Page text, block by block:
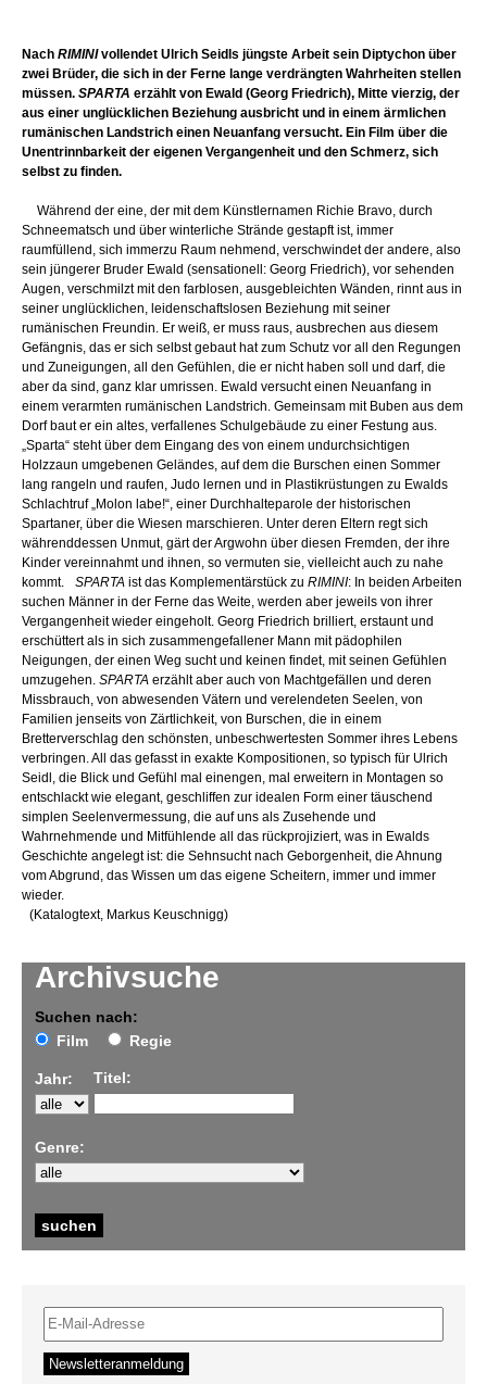
Archivsuche
Suchen nach:
Film
Regie
Jahr: Titel:
Genre:
Nach RIMINIvollendet Ulrich Seidls jüngste Arbeit sein Diptychon über
zwei Brüder, die sich in der Ferne lange verdrängten Wahrheiten stellen
müssen. SPARTA erzählt von Ewald (Georg Friedrich), Mitte vierzig, der
aus einer unglücklichen Beziehung ausbricht und in einem ärmlichen
rumänischen Landstrich einen Neuanfang versucht. Ein Film über die
Unentrinnbarkeit der eigenen Vergangenheit und den Schmerz, sich
selbst zu finden.
Während der eine, der mit dem Künstlernamen Richie Bravo, durch
Schneematsch und über winterliche Strände gestapft ist, immer
raumfüllend, sich immerzu Raum nehmend, verschwindet der andere, also
sein jüngerer Bruder Ewald (sensationell: Georg Friedrich), vor sehenden
Augen, verschmilzt mit den farblosen, ausgebleichten Wänden, rinnt aus in
seiner unglücklichen, leidenschaftslosen Beziehung mit seiner
rumänischen Freundin. Er weiß, er muss raus, ausbrechen aus diesem
Gefängnis, das er sich selbst gebaut hat zum Schutz vor all den Regungen
und Zuneigungen, all den Gefühlen, die er nicht haben soll und darf, die
aber da sind, ganz klar umrissen. Ewald versucht einen Neuanfang in
einem verarmten rumänischen Landstrich. Gemeinsam mit Buben aus dem
Dorf baut er ein altes, verfallenes Schulgebäude zu einer Festung aus.
„Sparta“ steht über dem Eingang des von einem undurchsichtigen
Holzzaun umgebenen Geländes, auf dem die Burschen einen Sommer
lang rangeln und raufen, Judo lernen und in Plastikrüstungen zu Ewalds
Schlachtruf „Molon labe!“, einer Durchhalteparole der historischen
Spartaner, über die Wiesen marschieren. Unter deren Eltern regt sich
währenddessen Unmut, gärt der Argwohn über diesen Fremden, der ihre
Kinder vereinnahmt und ihnen, so vermuten sie, vielleicht auch zu nahe
kommt. SPARTA ist das Komplementärstück zu RIMINI: In beiden Arbeiten
suchen Männer in der Ferne das Weite, werden aber jeweils von ihrer
Vergangenheit wieder eingeholt. Georg Friedrich brilliert, erstaunt und
erschüttert als in sich zusammengefallener Mann mit pädophilen
Neigungen, der einen Weg sucht und keinen findet, mit seinen Gefühlen
umzugehen. SPARTA erzählt aber auch von Machtgefällen und deren
Missbrauch, von abwesenden Vätern und verelendeten Seelen, von
Familien jenseits von Zärtlichkeit, von Burschen, die in einem
Bretterverschlag den schönsten, unbeschwertesten Sommer ihres Lebens
verbringen. All das gefasst in exakte Kompositionen, so typisch für Ulrich
Seidl, die Blick und Gefühl mal einengen, mal erweitern in Montagen so
entschlackt wie elegant, geschliffen zur idealen Form einer täuschend
simplen Seelenvermessung, die auf uns als Zusehende und
Wahrnehmende und Mitfühlende all das rückprojiziert, was in Ewalds
Geschichte angelegt ist: die Sehnsucht nach Geborgenheit, die Ahnung
vom Abgrund, das Wissen um das eigene Scheitern, immer und immer
wieder.
(Katalogtext, Markus Keuschnigg)